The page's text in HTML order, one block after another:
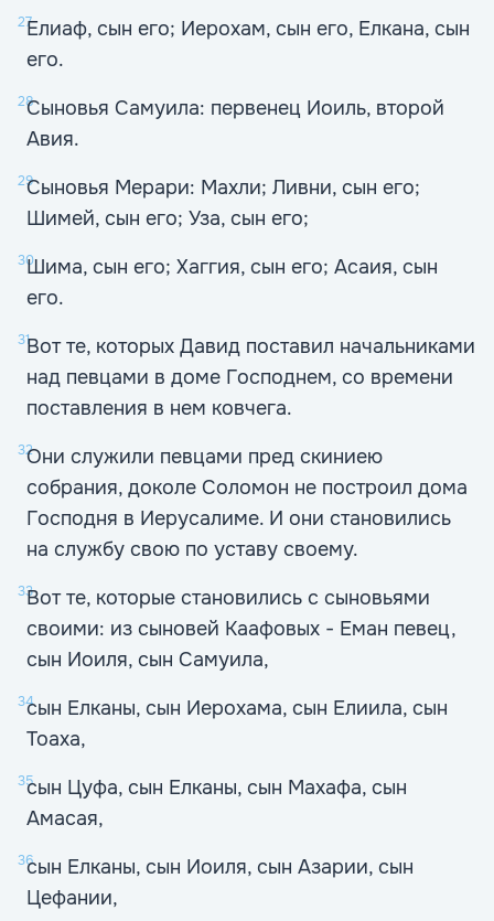
27Елиаф, сын его; Иерохам, сын его, Елкана, сын
его.
28Сыновья Самуила: первенец Иоиль, второй
Авия.
29Сыновья Мерари: Махли; Ливни, сын его;
Шимей, сын его; Уза, сын его;
30Шима, сын его; Хаггия, сын его; Асаия, сын
его.
31Вот те, которых Давид поставил начальниками
над певцами в доме Господнем, со времени
поставления в нем ковчега.
32Они служили певцами пред скиниею
собрания, доколе Соломон не построил дома
Господня в Иерусалиме. И они становились
на службу свою по уставу своему.
33Вот те, которые становились с сыновьями
своими: из сыновей Каафовых - Еман певец,
сын Иоиля, сын Самуила,
34сын Елканы, сын Иерохама, сын Елиила, сын
Тоаха,
35сын Цуфа, сын Елканы, сын Махафа, сын
Амасая,
36сын Елканы, сын Иоиля, сын Азарии, сын
Цефании,